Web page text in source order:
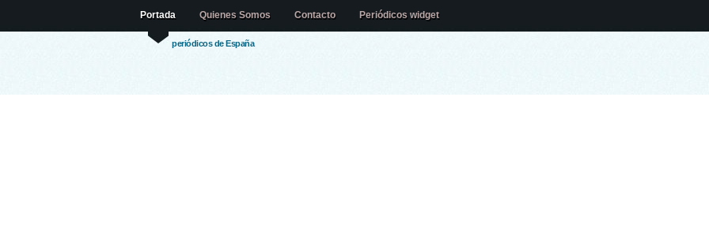
periódicos de España
Portada Quienes Somos Contacto Periódicos widget